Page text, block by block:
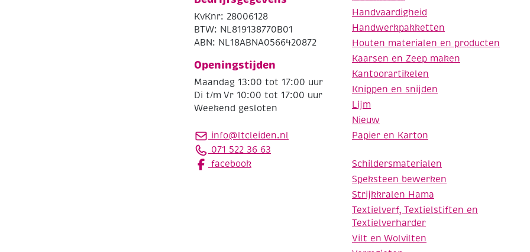
KvKnr: 28006128
BTW: NL819138770B01
ABN: NL18ABNA0566420872
Openingstijden
Maandag 13:00 tot 17:00 uur
Di t/m Vr 10:00 tot 17:00 uur
Weekend gesloten
info@ltcleiden.nl
071 522 36 63
facebook
Handvaardigheid
Handwerkpakketten
Houten materialen en producten
Kaarsen en Zeep maken
Kantoorartikelen
Knippen en snijden
Lijm
Nieuw
Papier en Karton
Schildersmaterialen
Speksteen bewerken
Strijkkralen Hama
Textielverf, Textielstiften en
Textielverharder
Vilt en Wolvilten